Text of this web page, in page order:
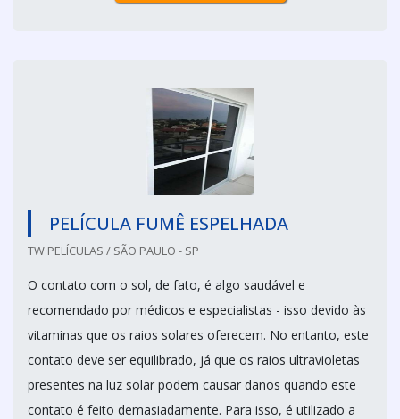
PELÍCULA FUMÊ ESPELHADA
TW PELÍCULAS / SÃO PAULO - SP
O contato com o sol, de fato, é algo saudável e
recomendado por médicos e especialistas - isso devido às
vitaminas que os raios solares oferecem. No entanto, este
contato deve ser equilibrado, já que os raios ultravioletas
presentes na luz solar podem causar danos quando este
contato é feito demasiadamente. Para isso, é utilizado a